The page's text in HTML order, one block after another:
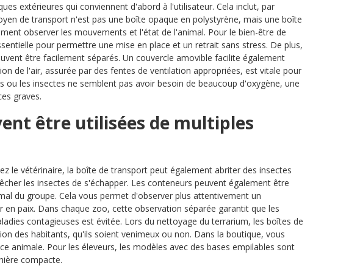
extérieures qui conviennent d'abord à l'utilisateur. Cela inclut, par
de transport n'est pas une boîte opaque en polystyrène, mais une boîte
observer les mouvements et l'état de l'animal. Pour le bien-être de
pour permettre une mise en place et un retrait sans stress. De plus,
être facilement séparés. Un couvercle amovible facilite également
de l'air, assurée par des fentes de ventilation appropriées, est vitale pour
les insectes ne semblent pas avoir besoin de beaucoup d'oxygène, une
graves.
être utilisées de multiples
le vétérinaire, la boîte de transport peut également abriter des insectes
les insectes de s'échapper. Les conteneurs peuvent également être
du groupe. Cela vous permet d'observer plus attentivement un
paix. Dans chaque zoo, cette observation séparée garantit que les
contagieuses est évitée. Lors du nettoyage du terrarium, les boîtes de
des habitants, qu'ils soient venimeux ou non. Dans la boutique, vous
animale. Pour les éleveurs, les modèles avec des bases empilables sont
compacte.